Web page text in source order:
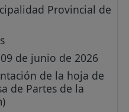
Provincial de
de junio de 2026
de la hoja de
de Partes de la